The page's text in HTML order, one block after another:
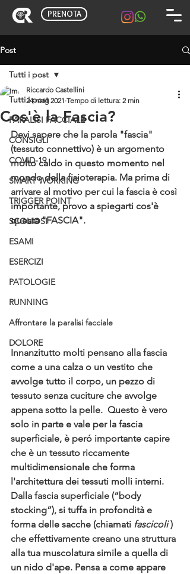
PRENOTA
Post
Tutti i post
PARALISI FACCIALE
CONSIGLI
COVID-19
SMART WORKING
TRIGGER POINT
SCOLIOSI
ESAMI
ESERCIZI
PATOLOGIE
RUNNING
Affrontare la paralisi facciale
DOLORE
Tutti i post
Cos'è la Fascia?
Riccardo Castellini
24 mag 2021 Tempo di lettura: 2 min
Devi sapere che la parola "fascia"
(tessuto connettivo) è un argomento
molto caldo in questo momento nel
mondo della fisioterapia. Ma prima di
arrivare al motivo per cui la fascia è così
importante, provo a spiegarti cos'è
questa "FASCIA".
Innanzitutto molti pensano alla fascia
come a una calza o un vestito che
avvolge tutto il corpo, un pezzo di
tessuto senza cuciture che avvolge
appena sotto la pelle. Questo è vero
solo in parte e vale per la fascia
superficiale, è peró importante capire
che è un tessuto riccamente
multidimensionale che forma
l'architettura dei tessuti molli interni.
Dalla fascia superficiale (“body
stocking”), si tuffa in profondità e
forma delle sacche (chiamati fascicoli )
che effettivamente creano una struttura
alla tua muscolatura simile a quella di
un nido d'ape. Pensa a come appare